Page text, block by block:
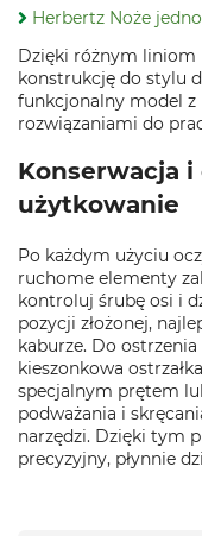
Herbertz Noże
Dzięki różnym liniom
konstrukcję do stylu
funkcjonalny model z
rozwiązaniami do
Konserwacja
użytkowanie
Po każdym użyciu
ruchome elementy
kontroluj śrubę osi i
pozycji złożonej,
kaburze. Do
kieszonkowa
specjalnym prętem
podważania i
narzędzi. Dzięki tym
precyzyjny, płynnie